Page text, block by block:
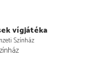
vígjátéka
Színház